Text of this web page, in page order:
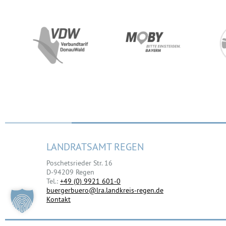
LANDRATSAMT REGEN
Poschetsrieder Str. 16
D-94209 Regen
Tel.: +49 (0) 9921 601-0
buergerbuero@lra.landkreis-regen.de
Kontakt